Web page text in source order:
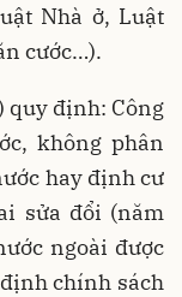
Nhà ở, Luật
cước…).
quy định: Công
không phân
hay định cư
sửa đổi (năm
ngoài được
chính sách